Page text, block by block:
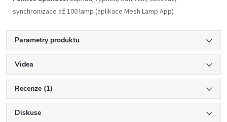
synchronizace až 100 lamp (aplikace Mesh Lamp App)
Parametry produktu
Videa
Recenze (1)
Diskuse